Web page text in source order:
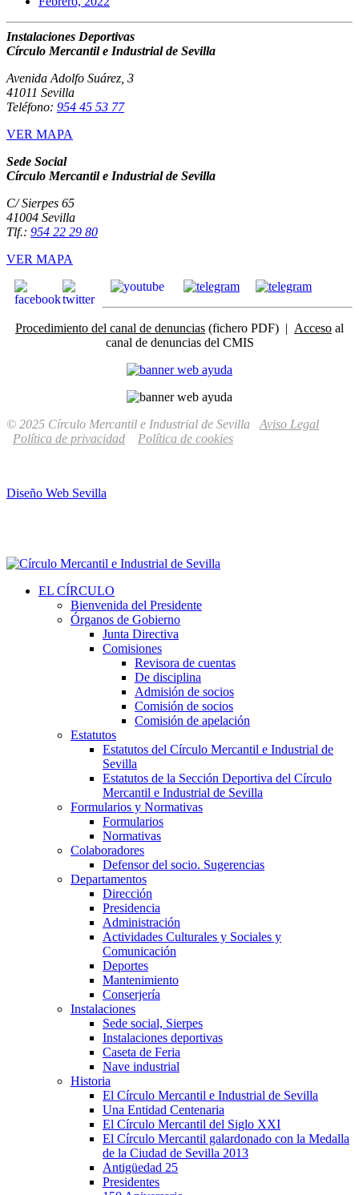
Instalaciones Deportivas
Círculo Mercantil e Industrial de Sevilla
Avenida Adolfo Suárez, 3
41011 Sevilla
Teléfono: 954 45 53 77
VER MAPA
Sede Social
Círculo Mercantil e Industrial de Sevilla
C/ Sierpes 65
41004 Sevilla
Tlf.: 954 22 29 80
VER MAPA
Procedimiento del canal de denuncias (fichero PDF) | Acceso al
canal de denuncias del CMIS
© 2025 Círculo Mercantil e Industrial de Sevilla Aviso Legal
Política de privacidad
Política de cookies
Diseño Web Sevilla
EL CÍRCULO
Bienvenida del Presidente
Órganos de Gobierno
Junta Directiva
Comisiones
Revisora de cuentas
De disciplina
Admisión de socios
Comisión de socios
Comisión de apelación
Estatutos
Estatutos del Círculo Mercantil e Industrial de
Sevilla
Estatutos de la Sección Deportiva del Círculo
Mercantil e Industrial de Sevilla
Formularios y Normativas
Formularios
Normativas
Colaboradores
Defensor del socio. Sugerencias
Departamentos
Dirección
Presidencia
Administración
Actividades Culturales y Sociales y
Comunicación
Deportes
Mantenimiento
Conserjería
Instalaciones
Sede social, Sierpes
Instalaciones deportivas
Caseta de Feria
Nave industrial
Historia
El Círculo Mercantil e Industrial de Sevilla
Una Entidad Centenaria
El Círculo Mercantil del Siglo XXI
El Círculo Mercantil galardonado con la Medalla
de la Ciudad de Sevilla 2013
Antigüedad 25
Presidentes